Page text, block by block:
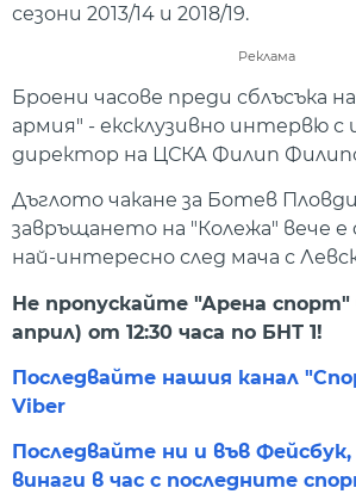
сезони 2013/14 и 2018/19.
Реклама
Броени часове преди сблъсъка
армия" - ексклузивно интервю с
директор на ЦСКА Филип
Дъглото чакане за Ботев
завръщането на "Колежа" вече е
най-интересно след мача с
Не пропускайте "Арена спорт"
април) от 12:30 часа по БНТ 1!
Последвайте нашия канал
Viber
Последвайте ни и във
винаги в час с последните